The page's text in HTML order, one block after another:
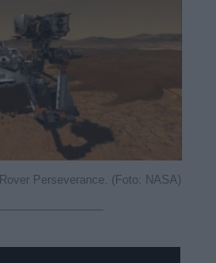
Rover Perseverance. (Foto: NASA)